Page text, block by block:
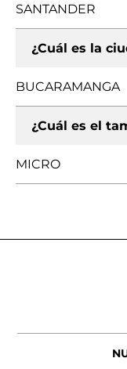
SANTANDER
¿Cuál es la
BUCARAMANGA
¿Cuál es el
MICRO